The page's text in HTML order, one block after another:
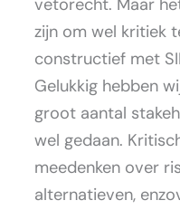
vetorecht. Maar
zijn om wel kritiek
constructief met
Gelukkig hebben
groot aantal
wel gedaan.
meedenken over
alternatieven,